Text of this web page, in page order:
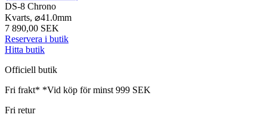
DS-8 Chrono
Kvarts, ⌀41.0mm
7 890,00 SEK
Reservera i butik
Hitta butik
Officiell butik
Fri frakt* *Vid köp för minst 999 SEK
Fri retur